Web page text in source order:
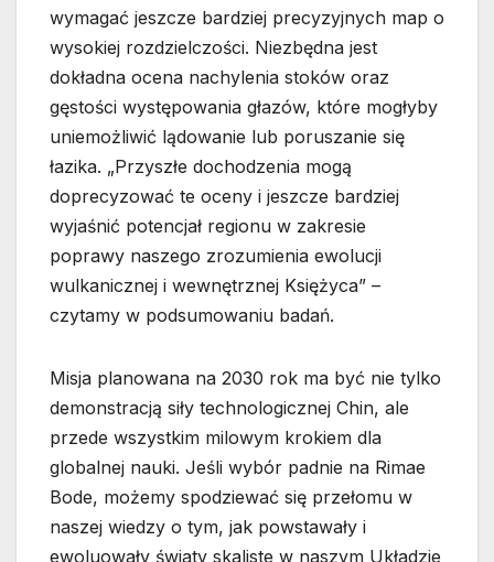
wymagać jeszcze bardziej precyzyjnych map o
wysokiej rozdzielczości. Niezbędna jest
dokładna ocena nachylenia stoków oraz
gęstości występowania głazów, które mogłyby
uniemożliwić lądowanie lub poruszanie się
łazika. „Przyszłe dochodzenia mogą
doprecyzować te oceny i jeszcze bardziej
wyjaśnić potencjał regionu w zakresie
poprawy naszego zrozumienia ewolucji
wulkanicznej i wewnętrznej Księżyca” –
czytamy w podsumowaniu badań.
Misja planowana na 2030 rok ma być nie tylko
demonstracją siły technologicznej Chin, ale
przede wszystkim milowym krokiem dla
globalnej nauki. Jeśli wybór padnie na Rimae
Bode, możemy spodziewać się przełomu w
naszej wiedzy o tym, jak powstawały i
ewoluowały światy skaliste w naszym Układzie